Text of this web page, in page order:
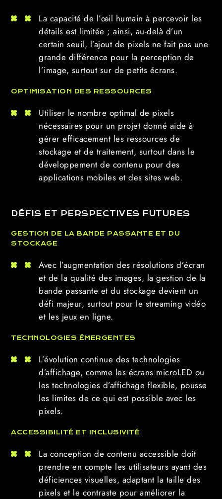
La capacité de l’œil humain à percevoir les
détails est limitée ; ainsi, au-delà d’un
certain seuil, l’ajout de pixels ne fait pas une
grande différence pour la perception de
l’image, surtout sur de petits écrans.
OPTIMISATION DES RESSOURCES
Utiliser le nombre optimal de pixels
nécessaires pour un projet donné aide à
gérer efficacement les ressources de
stockage et de traitement, surtout dans le
développement de contenu pour des
applications mobiles et des sites web.
DÉFIS ET PERSPECTIVES FUTURES
GESTION DE LA BANDE PASSANTE ET DU
STOCKAGE
Avec l’augmentation des résolutions d’écran
et de la qualité des images, la gestion de la
bande passante et du stockage devient un
défi majeur, surtout pour le streaming vidéo
et les jeux en ligne.
TECHNOLOGIES ÉMERGENTES
L’évolution continue des technologies
d’affichage, comme les écrans microLED ou
les technologies d’affichage flexible, pousse
les limites de ce qui est possible avec les
pixels.
ACCESSIBILITÉ ET INCLUSIVITÉ
La conception de contenu accessible doit
prendre en compte les utilisateurs ayant des
déficiences visuelles, adaptant la taille des
pixels et le contraste pour améliorer la